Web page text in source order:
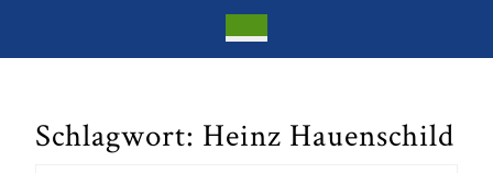
Schlagwort: Heinz Hauenschild